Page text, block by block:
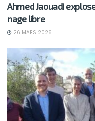
Ahmed Jaouadi
nage libre
26 MARS 2026